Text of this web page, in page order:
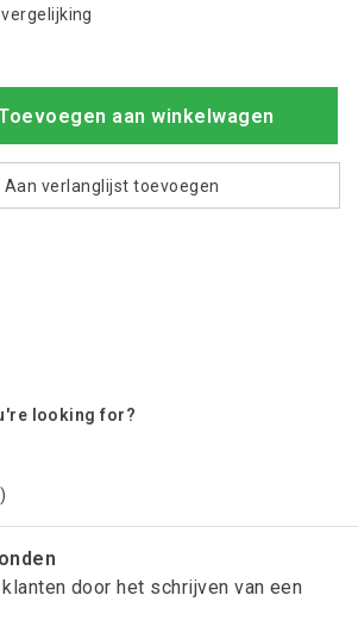
aan winkelwagen
Aan verlanglijst toevoegen
looking for?
door het schrijven van een